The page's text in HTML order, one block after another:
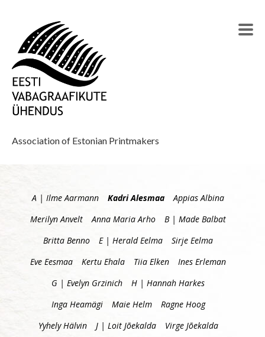
Association of Estonian Printmakers
A | Ilme Aarmann Kadri Alesmaa
Appias Albina
Merilyn Anvelt
Anna Maria Arho
B | Made Balbat
Britta Benno
E | Herald Eelma
Sirje Eelma
Eve Eesmaa
Kertu Ehala Tiia Elken
Ines Erleman
G | Evelyn Grzinich
H | Hannah Harkes
Inga Heamägi
Maie Helm
Ragne Hoog
Yyhely Hälvin
J | Loit Jõekalda
Virge Jõekalda